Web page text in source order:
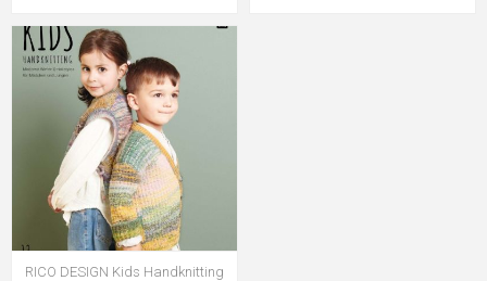
RICO DESIGN Kids Handknitting